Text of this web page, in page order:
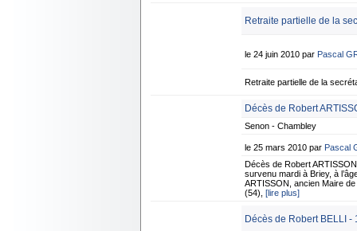
Retraite partielle de la
le 24 juin 2010 par Pascal
Retraite partielle de la
Décès de Robert
Senon - Chambley
le 25 mars 2010 par Pascal
Décès de Robert
survenu mardi à Briey, à
ARTISSON, ancien Maire
(54), [lire plus]
Décès de Robert BELLI -